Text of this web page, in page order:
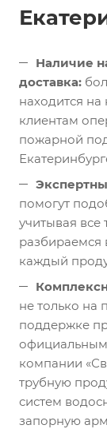
Наличие
доставка:
находится
клиентам
пожарной
помогут
учитывая
разбираемся
каждый
не только на
поддержке
официальным
компании
трубную
систем
запорную